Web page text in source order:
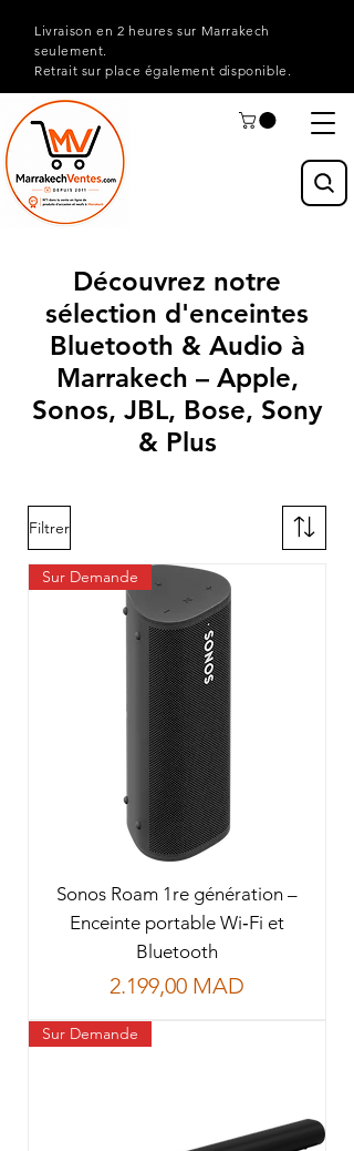
Livraison en 2 heures sur Marrakech
seulement.
Retrait sur place également disponible.
Découvrez notre
sélection d'enceintes
Bluetooth & Audio à
Marrakech – Apple,
Sonos, JBL, Bose, Sony
& Plus
Filtrer
Sur Demande
Sonos Roam 1re génération –
Enceinte portable Wi‑Fi et
Bluetooth
Prix
2.199,00 MAD
Sur Demande